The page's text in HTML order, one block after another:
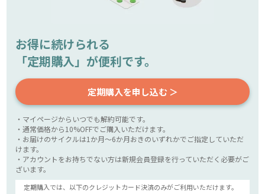
お得に続けられる
「定期購入」が便利です。
定期購入を申し込む ＞
・マイページからいつでも解約可能です。
・通常価格から10%OFFでご購入いただけます。
・お届けのサイクルは1か月～6か月おきのいずれかでご指定していただ
けます。
・アカウントをお持ちでない方は新規会員登録を行っていただく必要がご
ざいます。
定期購入では、以下のクレジットカード決済のみがご利用いただけます。